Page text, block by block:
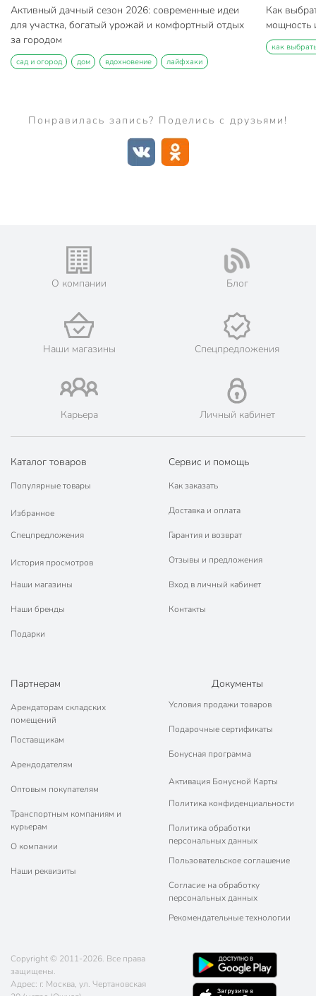
Активный дачный сезон 2026: современные идеи
для участка, богатый урожай и комфортный отдых
за городом
сад и огород дом вдохновение лайфхаки
Как
мощность
как
Понравилась запись? Поделись с друзьями!
О компании Блог
Наши магазины Спецпредложения
Карьера Личный кабинет
Каталог товаров
Популярные товары
Избранное
Спецпредложения
История просмотров
Наши магазины
Наши бренды
Подарки
Сервис и помощь
Как заказать
Доставка и оплата
Гарантия и возврат
Отзывы и предложения
Вход в личный кабинет
Контакты
Партнерам
Арендаторам складских
помещений
Поставщикам
Арендодателям
Оптовым покупателям
Транспортным компаниям и
курьерам
О компании
Наши реквизиты
Документы
Условия продажи товаров
Подарочные сертификаты
Бонусная программа
Активация Бонусной Карты
Политика конфиденциальности
Политика обработки
персональных данных
Пользовательское соглашение
Согласие на обработку
персональных данных
Рекомендательные технологии
Copyright © 2011-2026. Все права
защищены.
Адрес: г. Москва, ул. Чертановская